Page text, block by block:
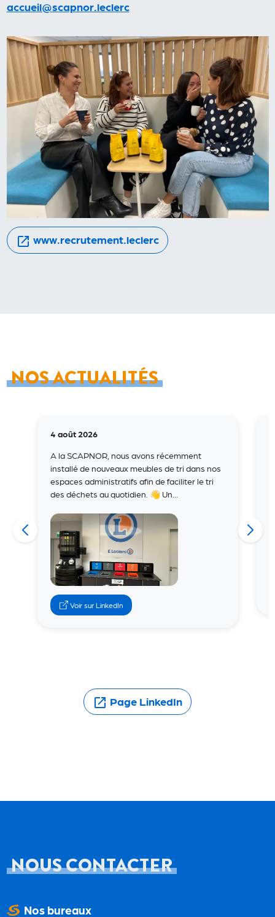
accueil@scapnor.leclerc(envoie un email)
www.recrutement.leclerc(s'ouvre dans un
NOS ACTUALITÉS
4 août 2026
A la SCAPNOR, nous avons récemment
installé de nouveaux meubles de tri dans nos
espaces administratifs afin de faciliter le tri
des déchets au quotidien. 👋 Un...
Voir sur LinkedIn(s'ouvre dans un nouvel onglet)
Page LinkedIn(s'ouvre dans un
NOUS CONTACTER
Nos bureaux